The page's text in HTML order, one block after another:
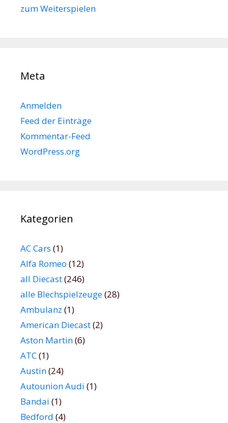
zum Weiterspielen
Meta
Anmelden
Feed der Einträge
Kommentar-Feed
WordPress.org
Kategorien
AC Cars (1)
Alfa Romeo (12)
all Diecast(246)
alle Blechspielzeuge(28)
Ambulanz (1)
American Diecast(2)
Aston Martin(6)
ATC(1)
Austin(24)
Autounion Audi (1)
Bandai (1)
Bedford (4)